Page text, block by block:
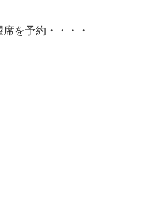
を予約・・・・